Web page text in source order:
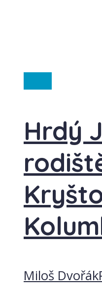
Hrdý
Miloš Dvořák